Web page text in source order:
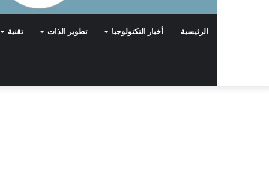
الرئيسية أخبار التكنولوجيا تطوير الذات تقنية